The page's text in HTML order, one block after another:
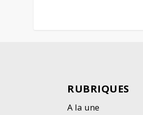
RUBRIQUES
A la une